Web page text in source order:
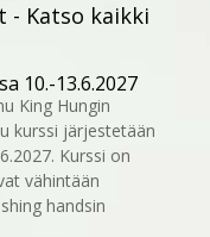
Katso kaikki
10.-13.6.2027
King Hungin
kurssi järjestetään
Kurssi on
vähintään
handsin